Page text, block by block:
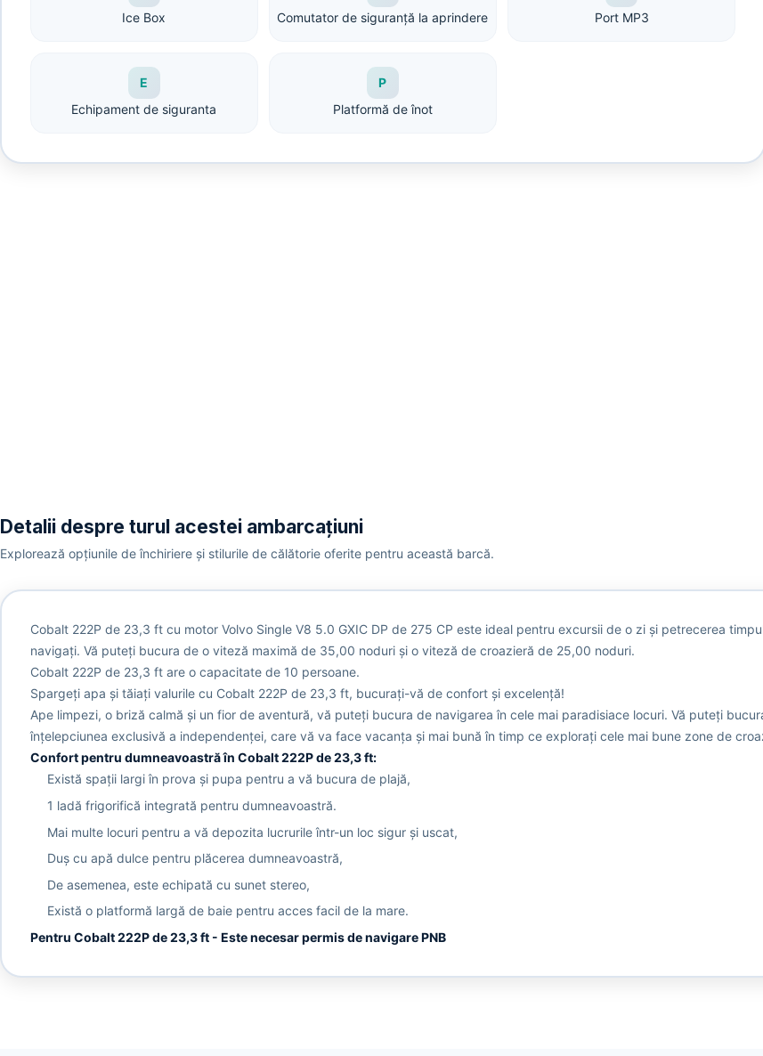
Ice Box
Comutator de siguranță la aprindere
Port MP3
E
Echipament de siguranta
P
Platformă de înot
Detalii despre turul acestei ambarcațiuni
Explorează opțiunile de închiriere și stilurile de călătorie oferite pentru această barcă.
Cobalt 222P de 23,3 ft cu motor Volvo Single V8 5.0 GXIC DP de 275 CP este ideal pentru excursii de o zi și petrecerea
navigați. Vă puteți bucura de o viteză maximă de 35,00 noduri și o viteză de croazieră de 25,00 noduri.
Cobalt 222P de 23,3 ft are o capacitate de 10 persoane.
Spargeți apa și tăiați valurile cu Cobalt 222P de 23,3 ft, bucurați-vă de confort și excelență!
Ape limpezi, o briză calmă și un fior de aventură, vă puteți bucura de navigarea în cele mai paradisiace locuri. Vă puteți
înțelepciunea exclusivă a independenței, care vă va face vacanța și mai bună în timp ce explorați cele mai bune zone de
Confort pentru dumneavoastră în Cobalt 222P de 23,3 ft:
Există spații largi în prova și pupa pentru a vă bucura de plajă,
1 ladă frigorifică integrată pentru dumneavoastră.
Mai multe locuri pentru a vă depozita lucrurile într-un loc sigur și uscat,
Duș cu apă dulce pentru plăcerea dumneavoastră,
De asemenea, este echipată cu sunet stereo,
Există o platformă largă de baie pentru acces facil de la mare.
Pentru Cobalt 222P de 23,3 ft - Este necesar permis de navigare PNB